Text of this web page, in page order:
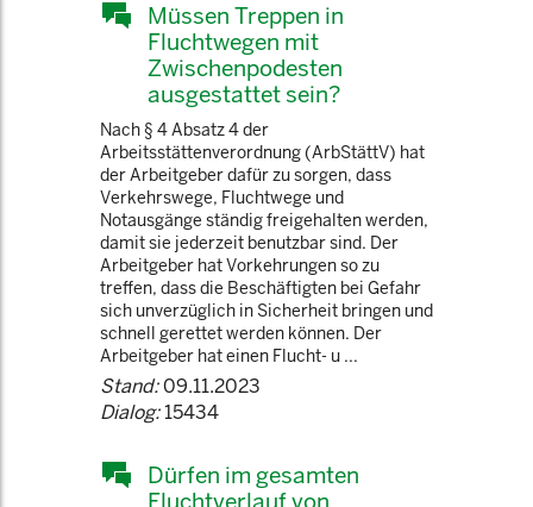
Müssen Treppen in
Fluchtwegen mit
Zwischenpodesten
ausgestattet sein?
Nach § 4 Absatz 4 der
Arbeitsstättenverordnung (ArbStättV) hat
der Arbeitgeber dafür zu sorgen, dass
Verkehrswege, Fluchtwege und
Notausgänge ständig freigehalten werden,
damit sie jederzeit benutzbar sind. Der
Arbeitgeber hat Vorkehrungen so zu
treffen, dass die Beschäftigten bei Gefahr
sich unverzüglich in Sicherheit bringen und
schnell gerettet werden können. Der
Arbeitgeber hat einen Flucht- u ...
Stand:09.11.2023
Dialog:15434
Dürfen im gesamten
Fluchtverlauf von